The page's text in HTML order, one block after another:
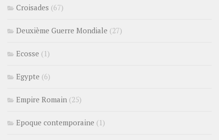
Croisades (67)
Deuxième Guerre Mondiale (27)
Ecosse (1)
Egypte (6)
Empire Romain (25)
Epoque contemporaine (1)